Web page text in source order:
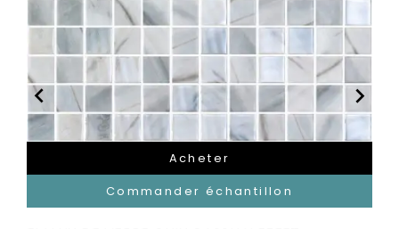

Acheter
Commander échantillon
